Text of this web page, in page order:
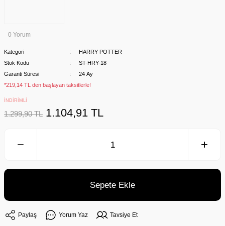
0 Yorum
Kategori
HARRY POTTER
Stok Kodu
ST-HRY-18
Garanti Süresi
24 Ay
*219,14 TL den başlayan taksitlerle!
İNDİRİMLİ
1.299,90 TL 1.104,91 TL
Sepete Ekle
Paylaş Yorum Yaz Tavsiye Et